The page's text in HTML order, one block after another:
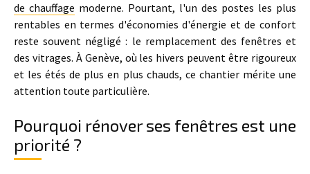
de chauffage moderne. Pourtant, l'un des postes les plus
rentables en termes d'économies d'énergie et de confort
reste souvent négligé : le remplacement des fenêtres et
des vitrages. À Genève, où les hivers peuvent être rigoureux
et les étés de plus en plus chauds, ce chantier mérite une
attention toute particulière.
Pourquoi rénover ses fenêtres est une
priorité ?